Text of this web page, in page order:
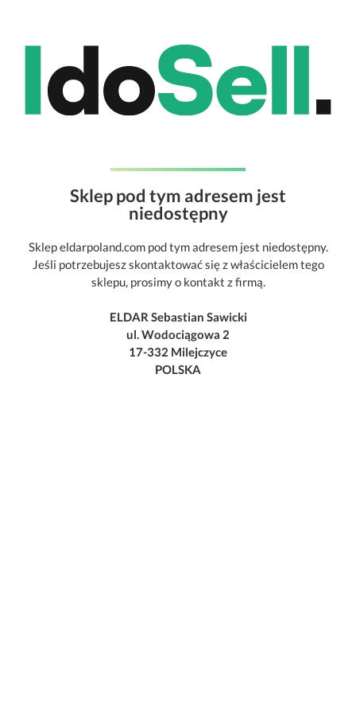
Sklep pod tym adresem jest
niedostępny
Sklep eldarpoland.com pod tym adresem jest niedostępny.
Jeśli potrzebujesz skontaktować się z właścicielem tego
sklepu, prosimy o kontakt z firmą.
ELDAR Sebastian Sawicki
ul. Wodociągowa 2
17-332 Milejczyce
POLSKA